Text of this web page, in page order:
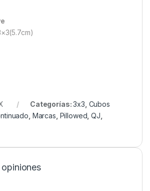
Categorías:3x3, Cubos
, Marcas, Pillowed,QJ,